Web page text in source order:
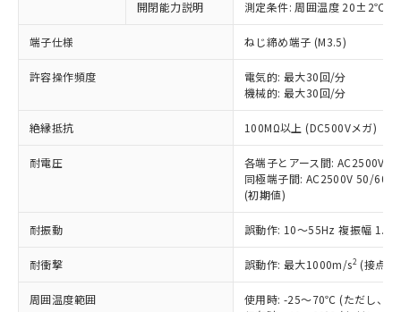
開閉能力説明 測定条件: 周囲温度 20±2℃、
端子仕様 ねじ締め端子 (M3.5)
許容操作頻度
電気的: 最大30回/分
機械的: 最大30回/分
絶縁抵抗 100MΩ以上 (DC500Vメガ)
耐電圧
各端子とアース間: AC2500V
同極端子間: AC2500V 50/
(初期値)
耐振動 誤動作: 10～55Hz 複振幅
耐衝撃 誤動作: 最大1000m/s2 (接点
周囲温度範囲
使用時: -25～70℃ (ただし、氷
以下の条件をお読みいただき、同意のうえ
ご利用ください。
本サービスは、当社制御機器事業取扱
商品の当社在庫状況および標準価格
(税抜)を提供させていただくもので
当社制御機器事業取扱商品の中には、
本サービスの対象外となる商品もある
ことをご了承ください。
在庫状況および標準価格照会結果は、
記載している更新日時点での社内デー
タに基づき作成されるものであり、閲
覧された時点での実際の在庫および標
準価格とは異なる場合があることをご
対応予定なし：EU RoHS指令（10物質）の
非含有に非対応の商品で、対応品を出す予
定はありません。
非含有の対応状況を調査中または確認中の
非該当品：ライセンス料など無形物で、有
害物質有無と関係のない商品です。
仕入先様の事情により、非含有部品として
いたものが、含有品と判明した場合などや
むを得ず変更することがあります。
鉛(Pb) 1000ppm以下、 水銀(Hg) 1000ppm以下、 カド
(PBDE) 1000ppm以下、フタル酸ビス(2-エチルヘキシ
※1 中国RoHS○×表
「○」：最大均質材料含有率が中国RoHSの
基準値以下であることを示します。
「×」：最大均質材料含有率が中国RoHSの
基準値を超えていることを示します。
「－」：未確認です。当社販売部門へお問
*中国RoHS10物質の基準値 (GB/T26572)：
Pb(鉛) :1000ppm、 Hg(水銀) : 1000ppm、 Cd(カドミウ
Cr(Ⅵ)(六価クロム) : 1000ppm、 PBBs(ポリ臭化ビフェ
ニル類) : 1000ppm、 PBDEs(ポリ臭化ジフェニルエーテ
当社は、これら貴社製品のうち、外国
為替および外国貿易法に定める商品
（以下｢規制貨物等」という）を輸出
または国外への提供する場合は、日本
国政府の輸出許可(または役務取引許
○ 一定数以上の在庫あり